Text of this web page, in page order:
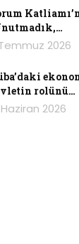
2026
rolünü…
Haziran 2026